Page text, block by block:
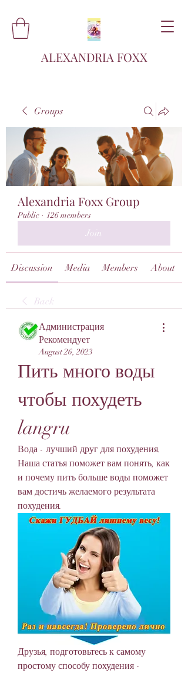
ALEXANDRIA FOXX
Groups
Alexandria Foxx Group
Public · 126 members
Join
Discussion Media Members About
Back
Администрация
Рекомендует
August 26, 2023
Пить много воды
чтобы похудеть
langru
Вода - лучший друг для похудения.
Наша статья поможет вам понять, как
и почему пить больше воды поможет
вам достичь желаемого результата
похудения.
Друзья, подготовьтесь к самому
простому способу похудения -